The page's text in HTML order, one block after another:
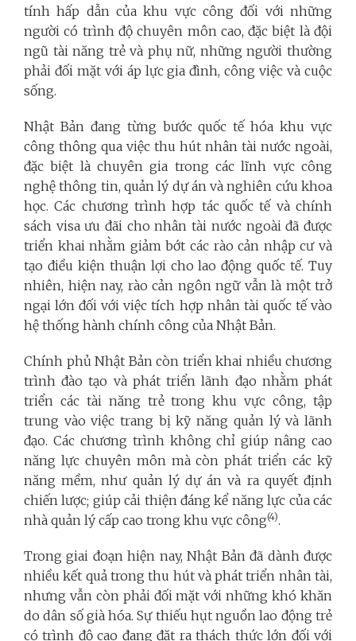
tính hấp dẫn của khu vực công đối với những
người có trình độ chuyên môn cao, đặc biệt là đội
ngũ tài năng trẻ và phụ nữ, những người thường
phải đối mặt với áp lực gia đình, công việc và cuộc
sống.
Nhật Bản đang từng bước quốc tế hóa khu vực
công thông qua việc thu hút nhân tài nước ngoài,
đặc biệt là chuyên gia trong các lĩnh vực công
nghệ thông tin, quản lý dự án và nghiên cứu khoa
học. Các chương trình hợp tác quốc tế và chính
sách visa ưu đãi cho nhân tài nước ngoài đã được
triển khai nhằm giảm bớt các rào cản nhập cư và
tạo điều kiện thuận lợi cho lao động quốc tế. Tuy
nhiên, hiện nay, rào cản ngôn ngữ vẫn là một trở
ngại lớn đối với việc tích hợp nhân tài quốc tế vào
hệ thống hành chính công của Nhật Bản.
Chính phủ Nhật Bản còn triển khai nhiều chương
trình đào tạo và phát triển lãnh đạo nhằm phát
triển các tài năng trẻ trong khu vực công, tập
trung vào việc trang bị kỹ năng quản lý và lãnh
đạo. Các chương trình không chỉ giúp nâng cao
năng lực chuyên môn mà còn phát triển các kỹ
năng mềm, như quản lý dự án và ra quyết định
chiến lược; giúp cải thiện đáng kể năng lực của các
nhà quản lý cấp cao trong khu vực công(4).
Trong giai đoạn hiện nay, Nhật Bản đã dành được
nhiều kết quả trong thu hút và phát triển nhân tài,
nhưng vẫn còn phải đối mặt với những khó khăn
do dân số già hóa. Sự thiếu hụt nguồn lao động trẻ
có trình độ cao đang đặt ra thách thức lớn đối với